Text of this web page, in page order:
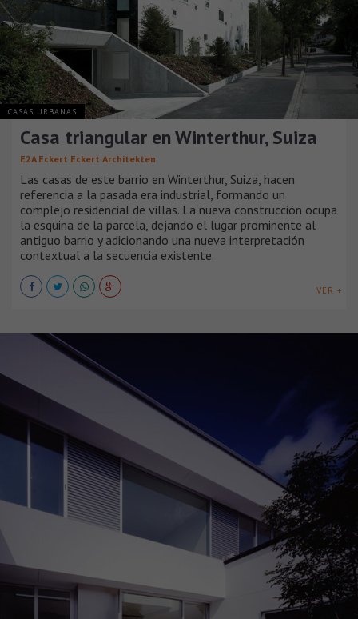
CASAS URBANAS
Casa triangular en Winterthur, Suiza
E2A Eckert Eckert Architekten
Las casas de este barrio en Winterthur, Suiza, hacen
referencia a la pasada era industrial, formando un
complejo residencial de villas. La nueva construcción ocupa
la esquina de la parcela, dejando el lugar prominente al
antiguo barrio y adicionando una nueva interpretación
contextual a la secuencia existente.
VER +